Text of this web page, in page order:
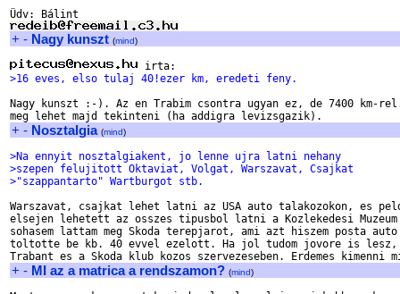
+ - Nagy kunszt (mind)
>16 eves, elso tulaj 40!ezer km, eredeti feny.
Nagy kunszt :-). Az en Trabim csontra ugyan ez, de 7400 km-
+ - Nosztalgia (mind)
>Na ennyit nosztalgiakent, jo lenne ujra latni nehany
>szepen felujitott Oktaviat, Volgat, Warszavat, Csajkat
>"szappantarto" Wartburgot stb.
Warszavat, csajkat lehet latni az USA auto talakozokon, es
elsejen lehetett az osszes tipusbol latni a Kozlekedesi
sohasem lattam meg Skoda terepjarot, ami azt hiszem posta
toltotte be kb. 40 evvel ezelott. Ha jol tudom jovore is lesz,
+ - MI az a matrica a rendszamon? (mind)